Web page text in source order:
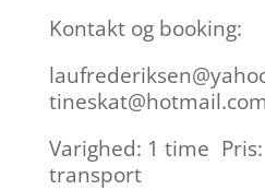
Kontakt og booking:
tineskat@hotmail.com
Varighed: 1 time
transport